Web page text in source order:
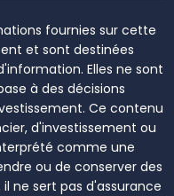
fournies sur cette
et sont destinées
Elles ne sont
à des décisions
Ce contenu
d'investissement ou
comme une
ou de conserver des
ne sert pas d'assurance